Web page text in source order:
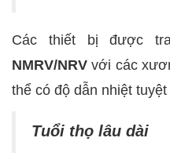
Các thiết bị được
NMRV/NRV với các
thể có độ dẫn nhiệt
Tuổi thọ lâu dài